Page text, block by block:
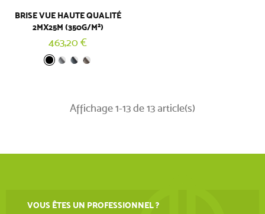
BRISE VUE HAUTE QUALITÉ
2MX25M (350G/M²)
463,20 €
Affichage 1-13 de 13 article(s)
VOUS ÊTES UN PROFESSIONNEL ?